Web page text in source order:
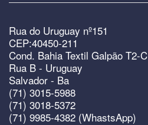
Rua do Uruguay nº151
CEP:40450-211
Cond. Bahia Textil Galpão T2-C
Rua B - Uruguay
Salvador - Ba
(71) 3015-5988
(71) 3018-5372
(71) 9985-4382 (WhastsApp)